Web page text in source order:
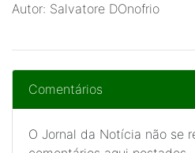
Autor: Salvatore DOnofrio
Comentários
O Jornal da Notícia não se